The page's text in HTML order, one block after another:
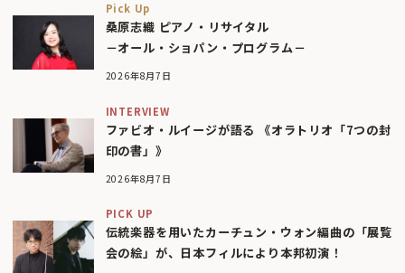
Pick Up
桑原志織 ピアノ・リサイタル
－オール・ショパン・プログラム－
2026年8月7日
INTERVIEW
ファビオ・ルイージが語る 《オラトリオ「7つの封
印の書」》
2026年8月7日
PICK UP
伝統楽器を用いたカーチュン・ウォン編曲の「展覧
会の絵」が、日本フィルにより本邦初演！